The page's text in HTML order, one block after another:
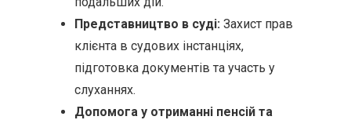
Представництво в суді: Захист прав
клієнта в судових інстанціях,
підготовка документів та участь у
слуханнях.
Допомога у отриманні пенсій та